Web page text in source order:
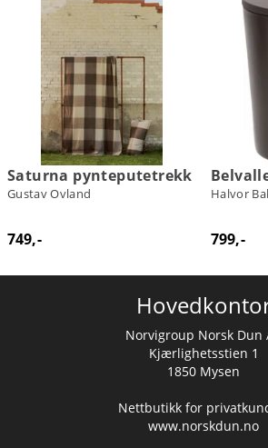
Saturna pynteputetrekk
Gustav Ovland
749,-
Halvor
799,-
Norvigroup Norsk Dun
Kjærlighetsstien 1
1850 Mysen
Nettbutikk for
www.norskdun.no